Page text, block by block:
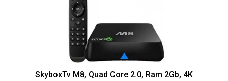
SkyboxTv M8, Quad Core 2.0, Ram 2Gb, 4K